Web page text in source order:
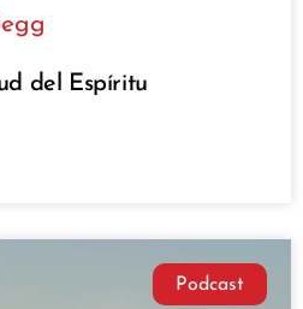
del Espíritu
Podcast